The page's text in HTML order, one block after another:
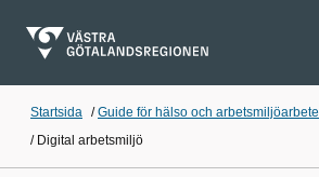
Startsida /Guide för hälso och arbetsmiljöarbete
/ Digital arbetsmiljö